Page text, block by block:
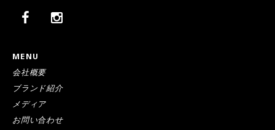
MENU
会社概要
ブランド紹介
メディア
お問い合わせ